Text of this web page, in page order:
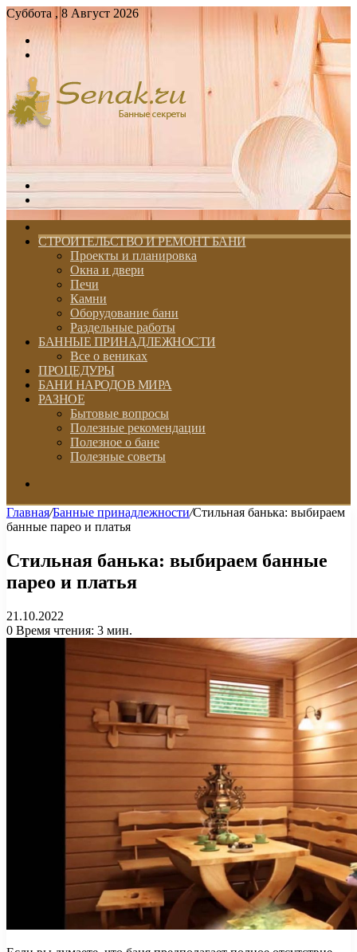
Суббота , 8 Август 2026
Войти
skin
СТРОИТЕЛЬСТВО И РЕМОНТ БАНИ
Проекты и планировка
Окна и двери
Печи
Камни
Оборудование бани
Раздельные работы
БАННЫЕ ПРИНАДЛЕЖНОСТИ
Все о вениках
ПРОЦЕДУРЫ
БАНИ НАРОДОВ МИРА
РАЗНОЕ
Бытовые вопросы
Полезные рекомендации
Полезное о бане
Полезные советы
Главная/Банные принадлежности/Стильная банька: выбираем
банные парео и платья
Стильная банька: выбираем банные
парео и платья
21.10.2022
0 Время чтения: 3 мин.